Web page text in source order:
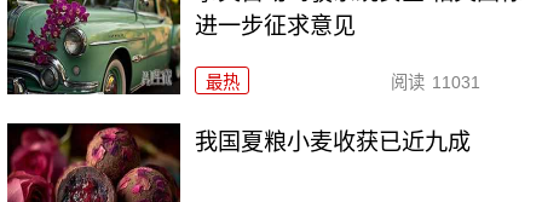
进一步征求意见
最热 阅读 11031
我国夏粮小麦收获已近九成